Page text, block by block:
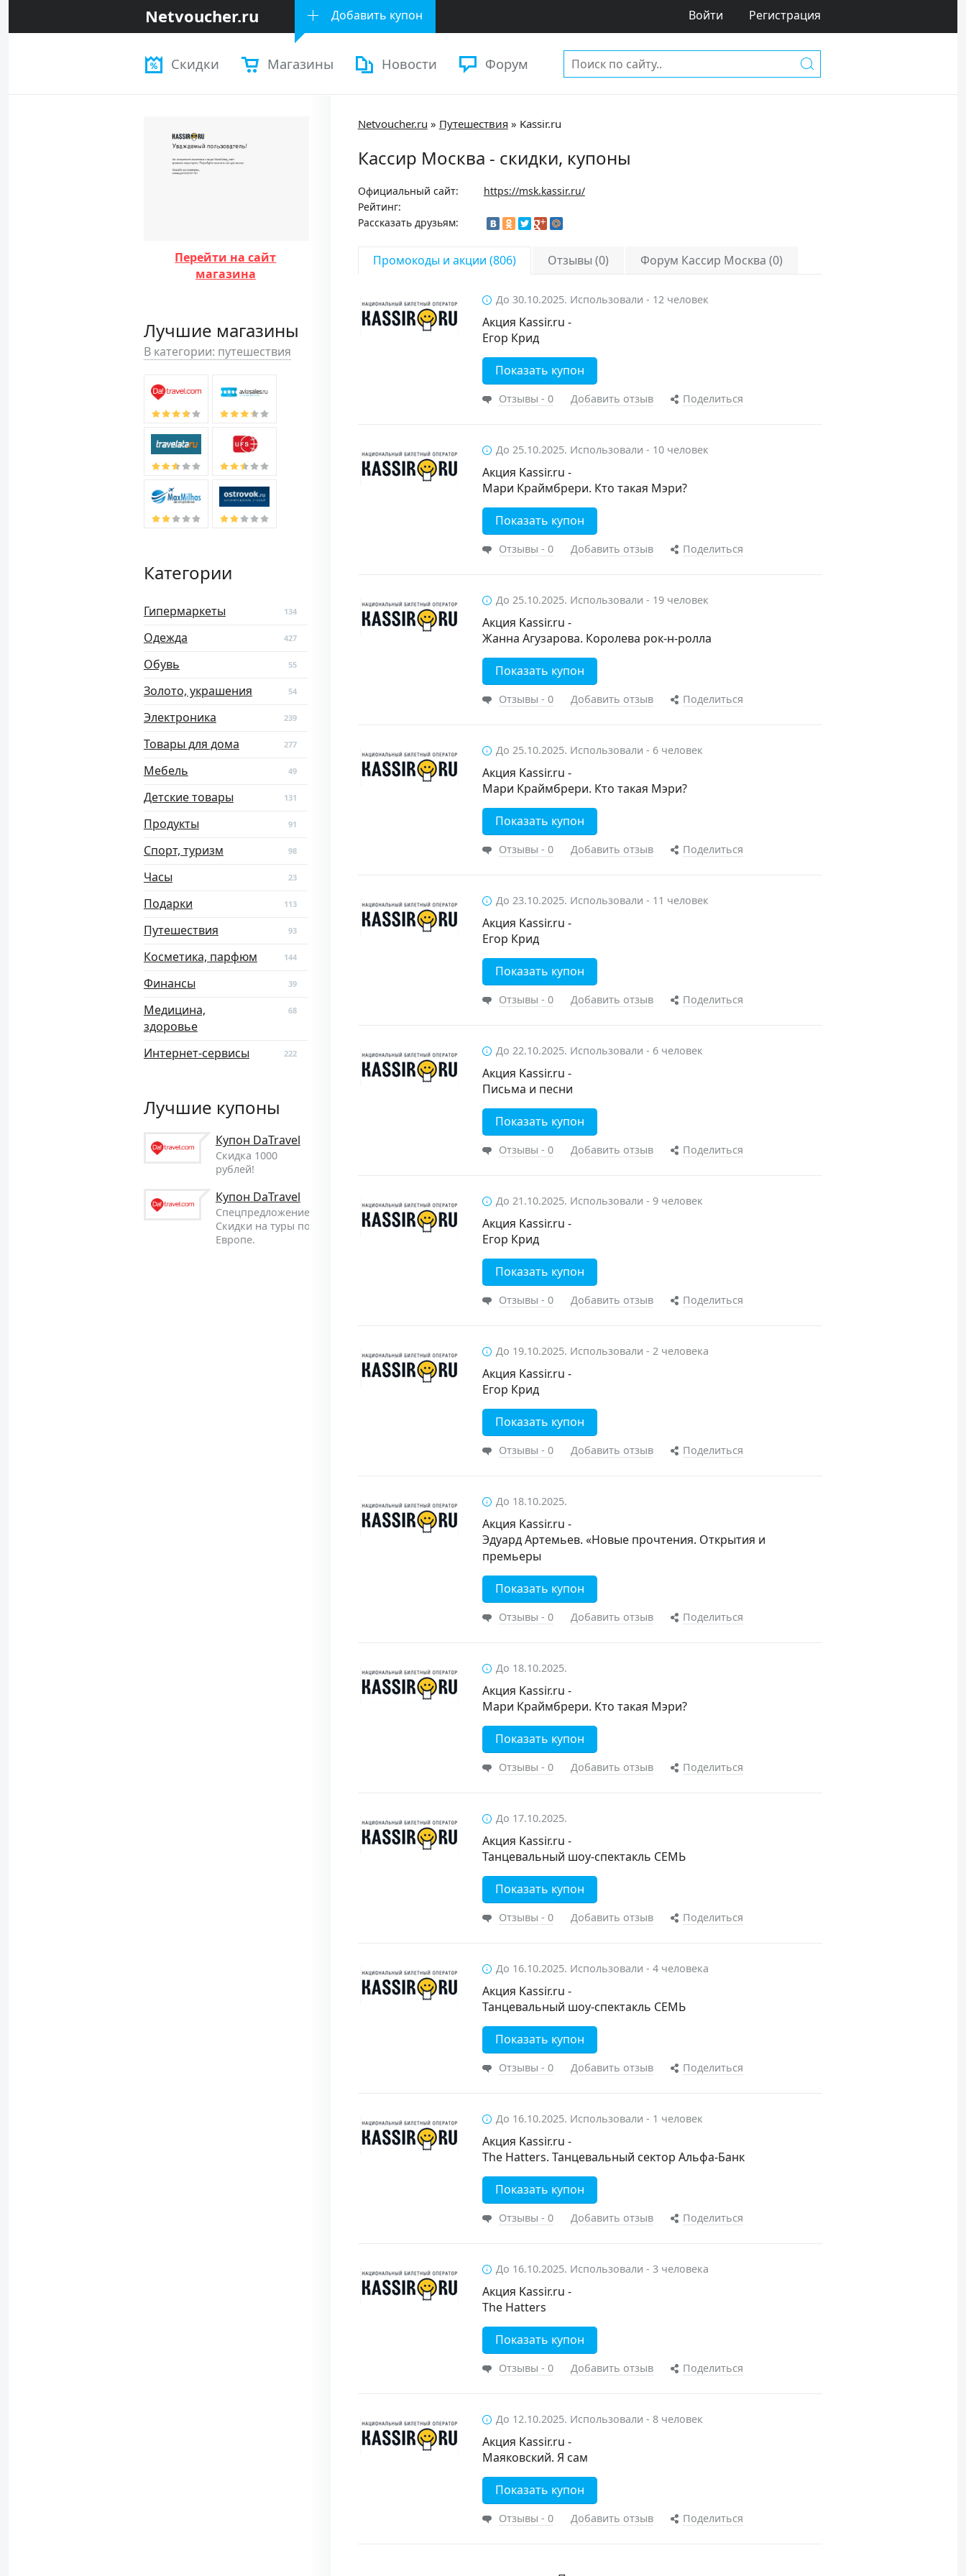
Netvoucher.ru Добавить купон Войти Регистрация
Скидки Магазины Новости Форум
Netvoucher.ru » Путешествия» Kassir.ru
Кассир Москва - скидки, купоны
Официальный сайт:
https://msk.kassir.ru/
Рейтинг:
Рассказать друзьям:
Промокоды и акции (806) Отзывы (0) Форум Кассир Москва (0)
До 30.10.2025. Использовали - 12 человек
Акция Kassir.ru -
Егор Крид
Показать купон
Отзывы - 0 Добавить отзыв Поделиться
До 25.10.2025. Использовали - 10 человек
Акция Kassir.ru -
Мари Краймбрери. Кто такая Мэри?
Показать купон
Отзывы - 0 Добавить отзыв Поделиться
До 25.10.2025. Использовали - 19 человек
Акция Kassir.ru -
Жанна Агузарова. Королева рок-н-ролла
Показать купон
Отзывы - 0 Добавить отзыв Поделиться
До 25.10.2025. Использовали - 6 человек
Акция Kassir.ru -
Мари Краймбрери. Кто такая Мэри?
Показать купон
Отзывы - 0 Добавить отзыв Поделиться
До 23.10.2025. Использовали - 11 человек
Акция Kassir.ru -
Егор Крид
Показать купон
Отзывы - 0 Добавить отзыв Поделиться
До 22.10.2025. Использовали - 6 человек
Акция Kassir.ru -
Письма и песни
Показать купон
Отзывы - 0 Добавить отзыв Поделиться
До 21.10.2025. Использовали - 9 человек
Акция Kassir.ru -
Егор Крид
Показать купон
Отзывы - 0 Добавить отзыв Поделиться
До 19.10.2025. Использовали - 2 человека
Акция Kassir.ru -
Егор Крид
Показать купон
Отзывы - 0 Добавить отзыв Поделиться
До 18.10.2025.
Акция Kassir.ru -
Эдуард Артемьев. «Новые прочтения. Открытия и
премьеры
Показать купон
Отзывы - 0 Добавить отзыв Поделиться
До 18.10.2025.
Акция Kassir.ru -
Мари Краймбрери. Кто такая Мэри?
Показать купон
Отзывы - 0 Добавить отзыв Поделиться
До 17.10.2025.
Акция Kassir.ru -
Танцевальный шоу-спектакль СЕМЬ
Показать купон
Отзывы - 0 Добавить отзыв Поделиться
До 16.10.2025. Использовали - 4 человека
Акция Kassir.ru -
Танцевальный шоу-спектакль СЕМЬ
Показать купон
Отзывы - 0 Добавить отзыв Поделиться
До 16.10.2025. Использовали - 1 человек
Акция Kassir.ru -
The Hatters. Танцевальный сектор Альфа-Банк
Показать купон
Отзывы - 0 Добавить отзыв Поделиться
До 16.10.2025. Использовали - 3 человека
Акция Kassir.ru -
The Hatters
Показать купон
Отзывы - 0 Добавить отзыв Поделиться
До 12.10.2025. Использовали - 8 человек
Акция Kassir.ru -
Маяковский. Я сам
Показать купон
Отзывы - 0 Добавить отзыв Поделиться
Перейти на сайт
магазина
Лучшие магазины
В категории: путешествия
Категории
Гипермаркеты 134
Одежда 427
Обувь 55
Золото, украшения 54
Электроника 239
Товары для дома 277
Мебель 49
Детские товары 131
Продукты 91
Спорт, туризм 98
Часы 23
Подарки 113
Путешествия 93
Косметика, парфюм 144
Финансы 39
Медицина,
здоровье
68
Интернет-сервисы 222
Лучшие купоны
Купон DaTravel
Скидка 1000
рублей!
Купон DaTravel
Спецпредложение!
Скидки на туры по
Европе.